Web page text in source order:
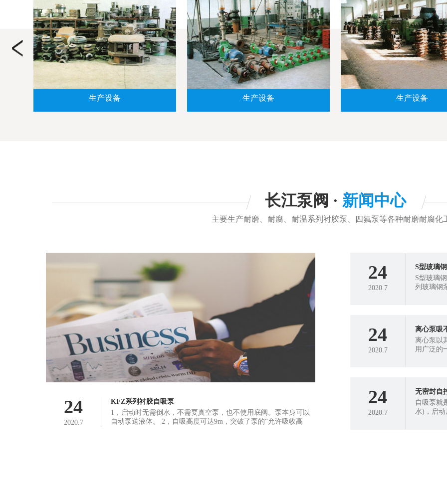
生产设备 生产设备 生产设备
长江泵阀 · 新闻中心
主要生产耐磨、耐腐、耐温系列衬胶泵、四氟泵等各种耐磨耐腐化
24
2020.7
KFZ系列衬胶自吸泵
1，启动时无需倒水，不需要真空泵，也不使用底阀。泵本身可以
自动泵送液体。 2，自吸高度可达9m，突破了泵的“允许吸收高
24
2020.7
S型玻璃
S型玻璃
列玻璃钢
24
2020.7
离心泵吸
离心泵以
用广泛的
24
2020.7
无密封自
自吸泵就
水)，启